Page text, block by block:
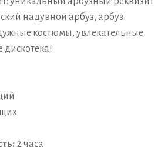
надувной арбуз, арбуз
костюмы, увлекательные
дискотека!
2 часа